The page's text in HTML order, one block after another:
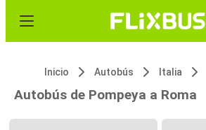
Inicio Autobús Italia
Autobús de Pompeya a Roma